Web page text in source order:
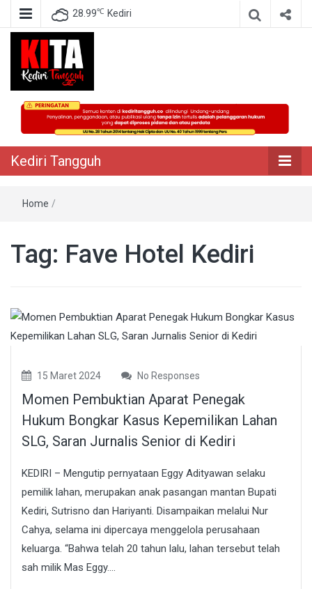
28.99℃ Kediri
Kediri Tangguh
Berita Akurat Terpercaya
Kediri Tangguh
Home /
Tag: Fave Hotel Kediri
15 Maret 2024 No Responses
Momen Pembuktian Aparat Penegak
Hukum Bongkar Kasus Kepemilikan Lahan
SLG, Saran Jurnalis Senior di Kediri
KEDIRI – Mengutip pernyataan Eggy Adityawan selaku
pemilik lahan, merupakan anak pasangan mantan Bupati
Kediri, Sutrisno dan Hariyanti. Disampaikan melalui Nur
Cahya, selama ini dipercaya menggelola perusahaan
keluarga. “Bahwa telah 20 tahun lalu, lahan tersebut telah
sah milik Mas Eggy....